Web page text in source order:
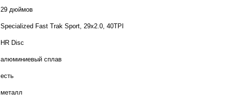
29 дюймов
Specialized Fast Trak Sport, 29x2.0, 40TPI
HR Disc
алюминиевый сплав
есть
металл